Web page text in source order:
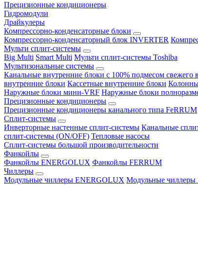
Прецизионные кондиционеры
Гидромодули
Драйкулеры
Компрессорно-конденсаторные блоки
Компрессорно-конденсаторный блок INVERTER
Мульти сплит-системы
Big Multi Smart Multi Мульти сплит-системы Toshiba
Мультизональные системы
Канальные внутренние блоки с 100% подмесом свежего
внутренние блоки Кассетные внутренние блоки
Наружные блоки мини-VRF Наружные блоки
Прецизионные кондиционеры
Прецизионные кондиционеры канального типа FeRRUM
Сплит-системы
Инверторные настенные сплит-системы Канальные
сплит-системы (ON/OFF) Тепловые насосы
Сплит-системы большой производительности
Фанкойлы
Фанкойлы ENERGOLUX Фанкойлы FERRUM
Чиллеры
Модульные чиллеры ENERGOLUX Модульные чиллеры